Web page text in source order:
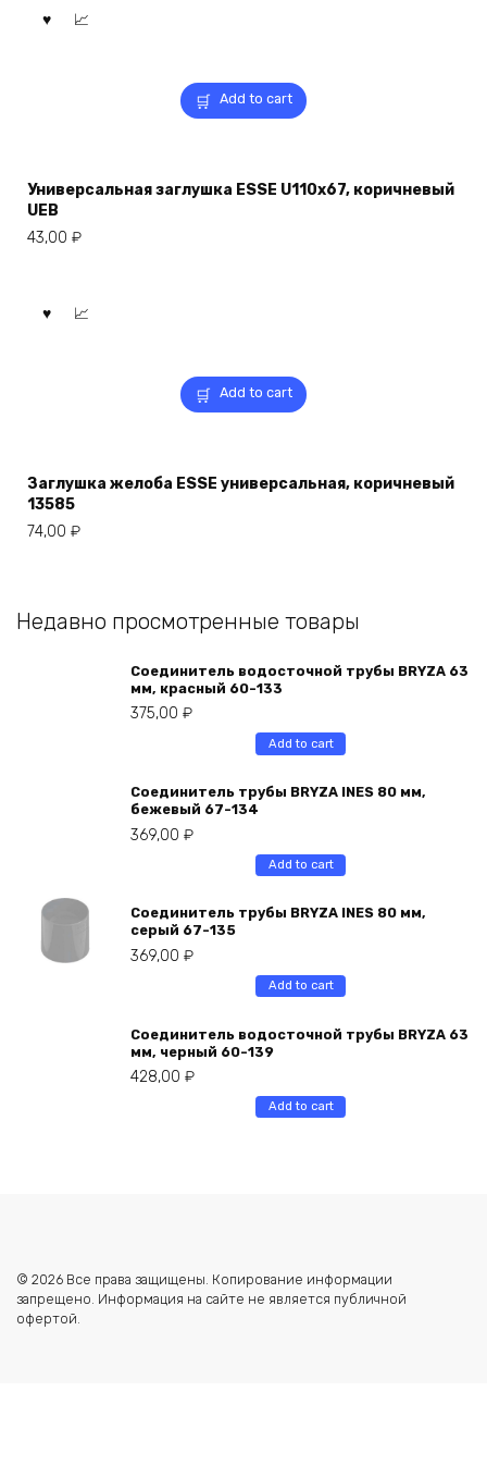
Add to cart
Универсальная заглушка ESSE U110x67, коричневый
UEB
43,00 ₽
Add to cart
Заглушка желоба ESSE универсальная, коричневый
13585
74,00 ₽
Недавно просмотренные товары
Соединитель водосточной трубы BRYZA 63
мм, краcный 60-133
375,00 ₽
Add to cart
Соединитель трубы BRYZA INES 80 мм,
бежевый 67-134
369,00 ₽
Add to cart
Соединитель трубы BRYZA INES 80 мм,
серый 67-135
369,00 ₽
Add to cart
Соединитель водосточной трубы BRYZA 63
мм, черный 60-139
428,00 ₽
Add to cart
© 2026 Все права защищены. Копирование информации
запрещено. Информация на сайте не является публичной
офертой.